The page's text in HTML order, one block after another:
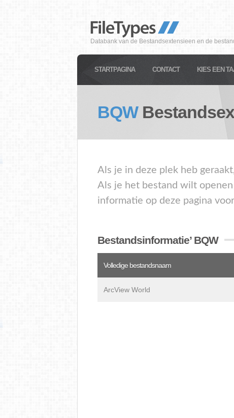
Databank van de Bestandsextensieen en de
STARTPAGINA CONTACT KIES EEN
BQW
Als je in deze plek heb
Als je het bestand wilt
informatie op deze pagina
Bestandsinformatie’ BQW
Volledige bestandsnaam
ArcView World